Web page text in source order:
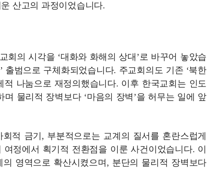
산고의 과정이었습니다.
회의 시각을 ‘대화와 화해의 상대’로 바꾸어 놓았습
출범으로 구체화되었습니다. 주교회의도 기존 ‘북한
적 나눔으로 재정의했습니다. 이후 한국교회는 인도
물리적 장벽보다 ‘마음의 장벽’을 허무는 일에 앞
적 금기, 부분적으로는 교계의 질서를 혼란스럽게
정에서 획기적 전환점을 이룬 사건이었습니다. 이
영역으로 확산시켰으며, 분단의 물리적 장벽보다